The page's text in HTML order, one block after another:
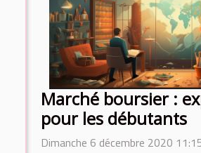
Marché boursier :
pour les débutants
Dimanche 6 décembre 2020